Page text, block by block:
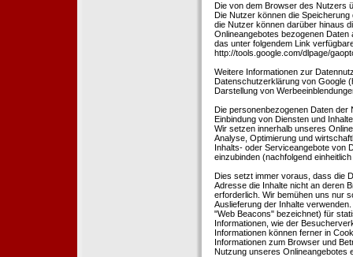
Die von dem Browser des Nutzers
Die Nutzer können die
die Nutzer können darüber hinaus
Onlineangebotes bezogenen
das unter folgendem Link
http://tools.google.com/dlpage/
Weitere Informationen zur
Datenschutzerklärung von Google
Darstellung von
Die personenbezogenen Daten der
Einbindung von Diensten und
Wir setzen innerhalb unseres
Analyse, Optimierung und
Inhalts- oder Serviceangebote von
einzubinden (nachfolgend
Dies setzt immer voraus, dass die
Adresse die Inhalte nicht an deren
erforderlich. Wir bemühen uns nur
Auslieferung der Inhalte
"Web Beacons" bezeichnet) für
Informationen, wie der
Informationen können ferner in
Informationen zum Browser und
Nutzung unseres Onlineangebotes